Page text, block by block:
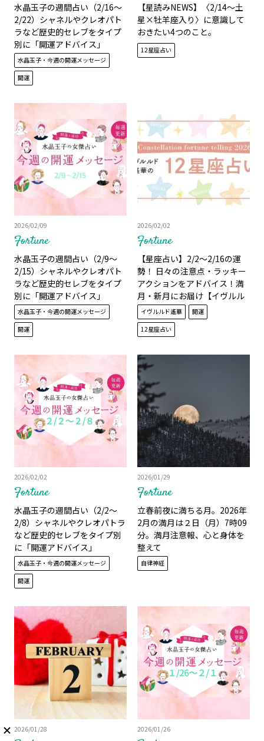
水晶玉子の週間占い（2/16～
2/22）シャネルやクレオパト
ラなど歴史的セレブをタイプ
別に「開運アドバイス」
水晶玉子・今週の開運メッセージ
開運
【星読みNEWS】〈2/14〜土
星×牡羊座入り〉に意識して
おきたい4つのこと。
12星座占い
Fortune
2026/02/09
水晶玉子の週間占い（2/9～
2/15）シャネルやクレオパト
ラなど歴史的セレブをタイプ
別に「開運アドバイス」
水晶玉子・今週の開運メッセージ
開運
Fortune
2026/02/02
【星座占い】2/2～2/16の運
勢！ 日々の注意点・ラッキー
アクションをアドバイス！満
月・新月にお届け【イヴルル
ド遙華】
イヴルルド遙華
開運
12星座占い
Fortune
2026/02/02
水晶玉子の週間占い（2/2～
2/8）シャネルやクレオパトラ
など歴史的セレブをタイプ別
に「開運アドバイス」
水晶玉子・今週の開運メッセージ
開運
Fortune
2026/01/29
立春前夜に満ちる月。2026年
2月の満月は２日（月）7時09
分。満月注意報、心と身体を
整えて
自律神経
2026/01/28 2026/01/26